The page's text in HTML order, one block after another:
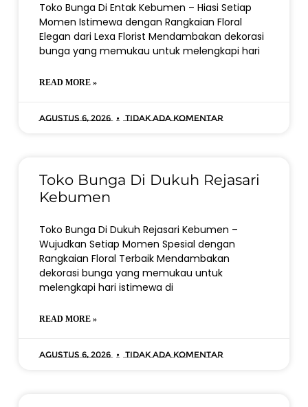
Toko Bunga Di Entak Kebumen – Hiasi Setiap
Momen Istimewa dengan Rangkaian Floral
Elegan dari Lexa Florist Mendambakan dekorasi
bunga yang memukau untuk melengkapi hari
READ MORE »
Agustus 6, 2026 Tidak ada komentar
Toko Bunga Di Dukuh Rejasari
Kebumen
Toko Bunga Di Dukuh Rejasari Kebumen –
Wujudkan Setiap Momen Spesial dengan
Rangkaian Floral Terbaik Mendambakan
dekorasi bunga yang memukau untuk
melengkapi hari istimewa di
READ MORE »
Agustus 6, 2026 Tidak ada komentar